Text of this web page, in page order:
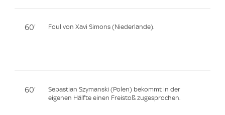
60' Foul von Xavi Simons (Niederlande).
60'
Sebastian Szymanski (Polen) bekommt in der
eigenen Hälfte einen Freistoß zugesprochen.